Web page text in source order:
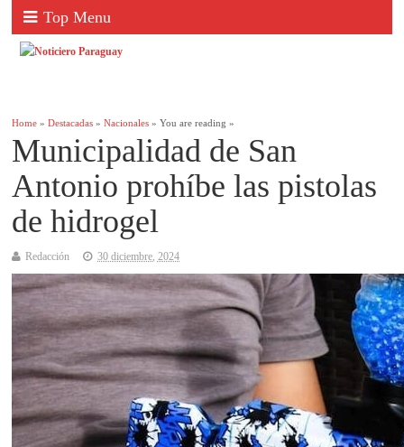
Top Menu
Home »Destacadas »Nacionales » You are reading »
Municipalidad de San
Antonio prohíbe las pistolas
de hidrogel
Redacción 30 diciembre, 2024